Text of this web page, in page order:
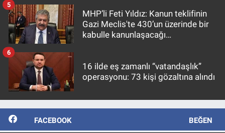
MHP’li Feti Yıldız: Kanun teklifinin
Gazi Meclis'te 430’un üzerinde bir
kabulle kanunlaşacağı
5
16 ilde eş zamanlı “vatandaşlık”
operasyonu: 73 kişi gözaltına alındı
6
FACEBOOK BEĞEN